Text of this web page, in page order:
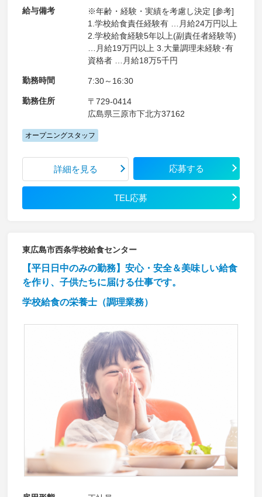
給与備考
※年齢・経験・実績を考慮し決定 [参考]
1.学校給食責任経験有 …月給24万円以上
2.学校給食経験5年以上(副責任者経験等)
…月給19万円以上 3.大量調理未経験･有
資格者 …月給18万5千円
勤務時間 7:30～16:30
勤務住所
〒729-0414
広島県三原市下北方37162
オープニングスタッフ
詳細を見る 応募する
TEL応募
東広島市西条学校給食センター
【平日日中のみの勤務】安心・安全＆美味しい給食
を作り、子供たちに届ける仕事です。
学校給食の栄養士（調理業務）